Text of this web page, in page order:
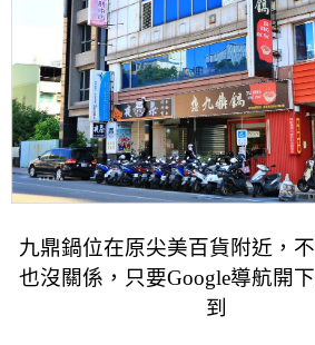
九鼎鍋位在原尖美百貨附近，
也沒關係，只要Google導航開
到